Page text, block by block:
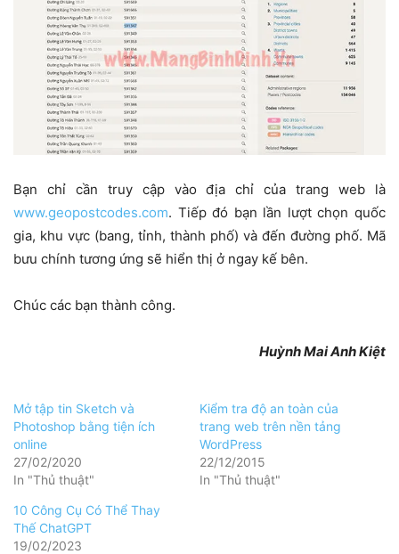
Bạn chỉ cần truy cập vào địa chỉ của trang web là
www.geopostcodes.com. Tiếp đó bạn lần lượt chọn quốc
gia, khu vực (bang, tỉnh, thành phố) và đến đường phố. Mã
bưu chính tương ứng sẽ hiển thị ở ngay kế bên.
Chúc các bạn thành công.
Huỳnh Mai Anh Kiệt
Mở tập tin Sketch và
Photoshop bằng tiện ích
online
27/02/2020
In "Thủ thuật"
Kiểm tra độ an toàn của
trang web trên nền tảng
WordPress
22/12/2015
In "Thủ thuật"
10 Công Cụ Có Thể Thay
Thế ChatGPT
19/02/2023